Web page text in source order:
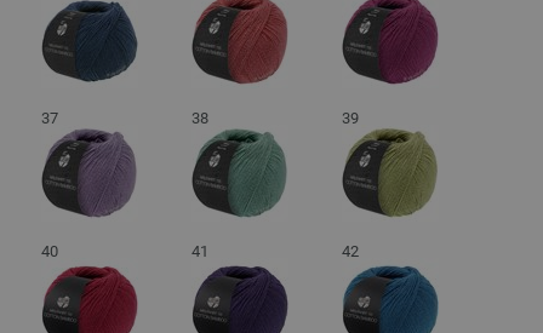
37 38 39
40 41 42